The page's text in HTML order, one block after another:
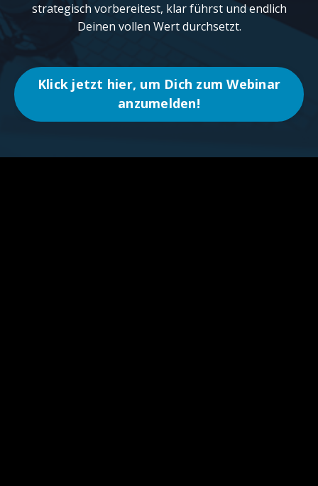
strategisch vorbereitest, klar führst und endlich
Deinen vollen Wert durchsetzt.
Klick jetzt hier, um Dich zum Webinar
anzumelden!